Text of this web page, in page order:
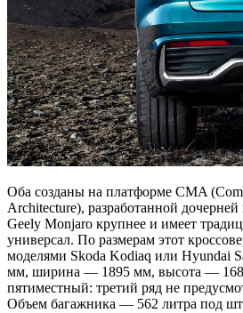
Оба созданы на платформе CMA
Architecture), разработанной
Geely Monjaro крупнее и имеет
универсал. По размерам этот
моделями Skoda Kodiaq или Hyundai
мм, ширина — 1895 мм, высота —
пятиместный: третий ряд не
Объем багажника — 562 литра под